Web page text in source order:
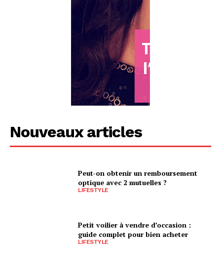
Nouveaux articles
Peut-on obtenir un remboursement
optique avec 2 mutuelles ?
LIFESTYLE
Petit voilier à vendre d’occasion :
guide complet pour bien acheter
LIFESTYLE